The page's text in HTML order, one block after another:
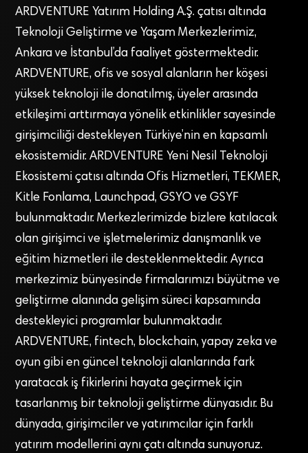
ARDVENTURE Yatırım Holding A.Ş. çatısı altında
Teknoloji Geliştirme ve Yaşam Merkezlerimiz,
Ankara ve İstanbul’da faaliyet göstermektedir.
ARDVENTURE, ofis ve sosyal alanların her köşesi
yüksek teknoloji ile donatılmış, üyeler arasında
etkileşimi arttırmaya yönelik etkinlikler sayesinde
girişimciliği destekleyen Türkiye’nin en kapsamlı
ekosistemidir. ARDVENTURE Yeni Nesil Teknoloji
Ekosistemi çatısı altında Ofis Hizmetleri, TEKMER,
Kitle Fonlama, Launchpad, GSYO ve GSYF
bulunmaktadır. Merkezlerimizde bizlere katılacak
olan girişimci ve işletmelerimiz danışmanlık ve
eğitim hizmetleri ile desteklenmektedir. Ayrıca
merkezimiz bünyesinde firmalarımızı büyütme ve
geliştirme alanında gelişim süreci kapsamında
destekleyici programlar bulunmaktadır.
ARDVENTURE, fintech, blockchain, yapay zeka ve
oyun gibi en güncel teknoloji alanlarında fark
yaratacak iş fikirlerini hayata geçirmek için
tasarlanmış bir teknoloji geliştirme dünyasıdır. Bu
dünyada, girişimciler ve yatırımcılar için farklı
yatırım modellerini aynı çatı altında sunuyoruz.